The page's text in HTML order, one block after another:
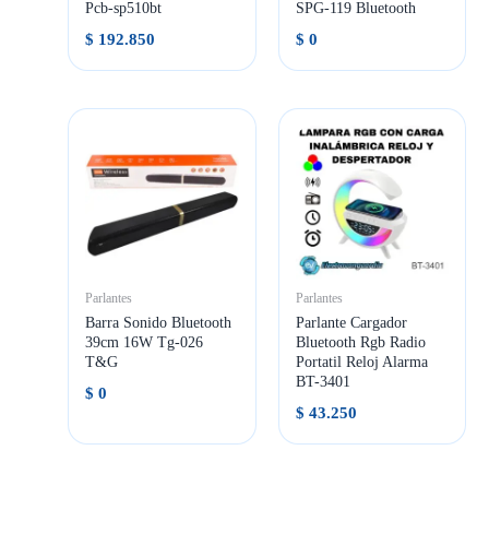
Pcb-sp510bt
$ 192.850
SPG-119 Bluetooth
$ 0
Parlantes
Barra Sonido Bluetooth
39cm 16W Tg-026
T&G
$ 0
Parlantes
Parlante Cargador
Bluetooth Rgb Radio
Portatil Reloj Alarma
BT-3401
$ 43.250